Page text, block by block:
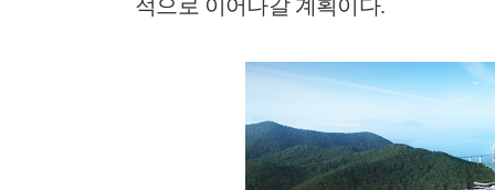
적으로 이어나갈 계획이다.